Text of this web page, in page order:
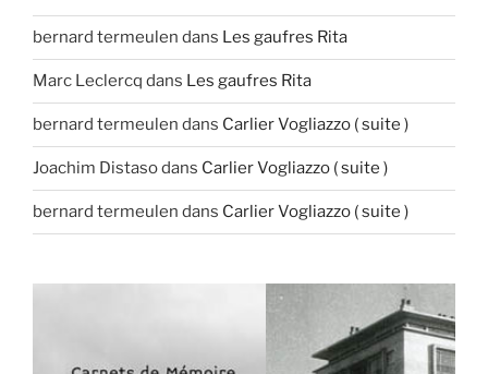
bernard termeulen dans Les gaufres Rita
Marc Leclercq dans Les gaufres Rita
bernard termeulen dans Carlier Vogliazzo ( suite )
Joachim Distasodans Carlier Vogliazzo ( suite )
bernard termeulen dans Carlier Vogliazzo ( suite )